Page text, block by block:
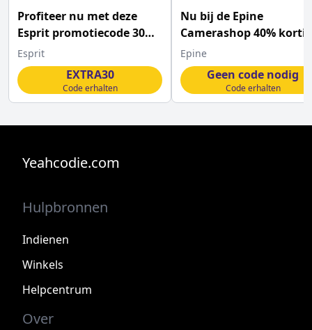
Profiteer nu met deze
Esprit promotiecode 30%
extra korting in de sale
Esprit
EXTRA30
Code erhalten
Nu bij de Epine
Camerashop 40%
op
Epine
Geen code nodig
Code erhalten
Yeahcodie.com
Hulpbronnen
Indienen
Winkels
Helpcentrum
Over